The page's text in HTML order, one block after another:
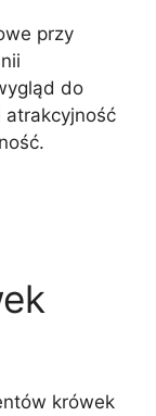
przy
do
atrakcyjność
krówek